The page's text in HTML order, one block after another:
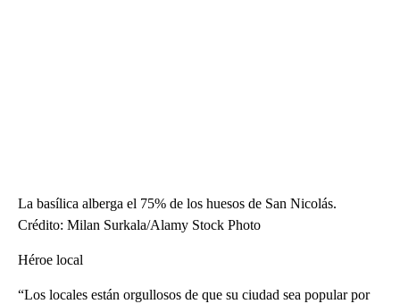
La basílica alberga el 75% de los huesos de San Nicolás.
Crédito: Milan Surkala/Alamy Stock Photo
Héroe local
“Los locales están orgullosos de que su ciudad sea popular por